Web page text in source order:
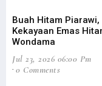
Buah Hitam Piarawi,
Kekayaan Emas
Wondama
Jul 23, 2026 06:00 Pm
0 Comments